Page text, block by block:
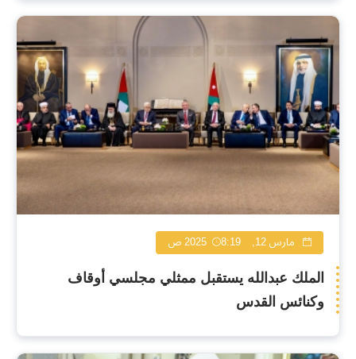
مارس 12, 2025 8:19 ص
الملك عبدالله يستقبل ممثلي مجلسي أوقاف
وكنائس القدس